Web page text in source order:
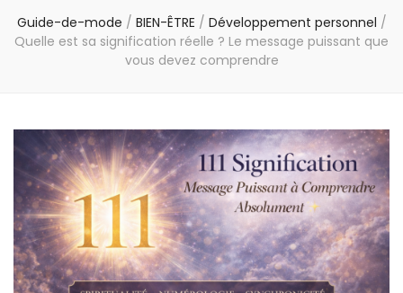
Guide-de-mode / BIEN-ÊTRE / Développement personnel /
Quelle est sa signification réelle ? Le message puissant que
vous devez comprendre